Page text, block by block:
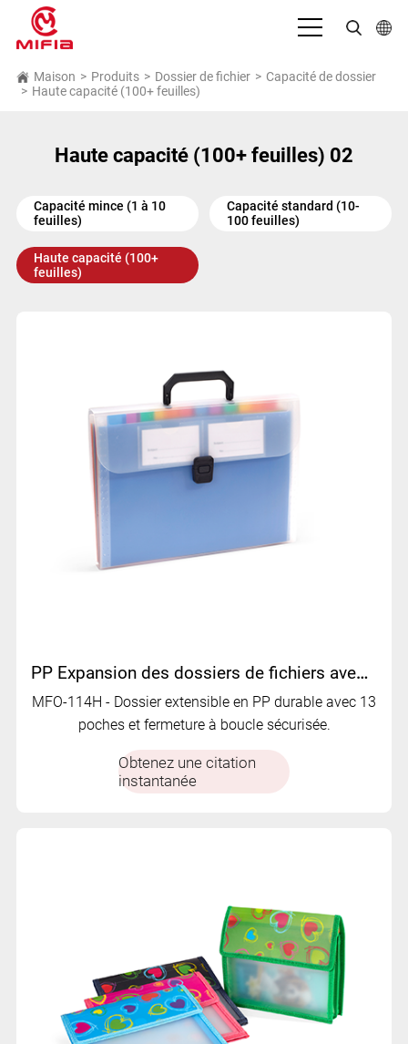
Français
بالعربية
Español
Русский язык
Maison > Produits > Dossier de fichier > Capacité de dossier
> Haute capacité (100+ feuilles)
Haute capacité (100+ feuilles) 02
Capacité mince (1 à 10
feuilles)
Capacité standard (10-
100 feuilles)
Haute capacité (100+
feuilles)
PP Expansion des dossiers de fichiers avec 13 poches | MFO-114H
MFO-114H - Dossier extensible en PP durable avec 13
poches et fermeture à boucle sécurisée.
Obtenez une citation
instantanée